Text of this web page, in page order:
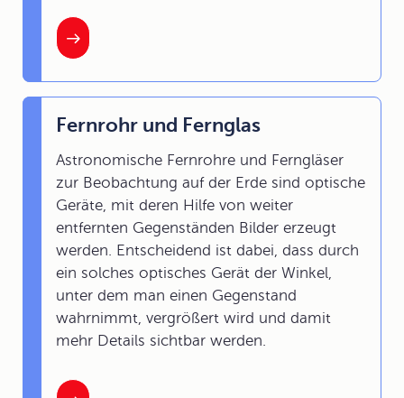
Fernrohr und Fernglas
Astronomische Fernrohre und Ferngläser
zur Beobachtung auf der Erde sind optische
Geräte, mit deren Hilfe von weiter
entfernten Gegenständen Bilder erzeugt
werden. Entscheidend ist dabei, dass durch
ein solches optisches Gerät der Winkel,
unter dem man einen Gegenstand
wahrnimmt, vergrößert wird und damit
mehr Details sichtbar werden.